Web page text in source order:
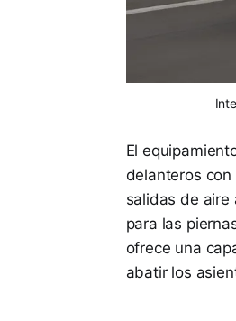
El
delanteros
salidas de aire
para las
ofrece una
abatir los